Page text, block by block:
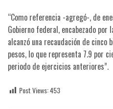
“Como referencia -agregó-, de
Gobierno federal, encabezado por
alcanzó una recaudación de
pesos, lo que representa 7.9 por
periodo de ejercicios anteriores”.
Post Views:453